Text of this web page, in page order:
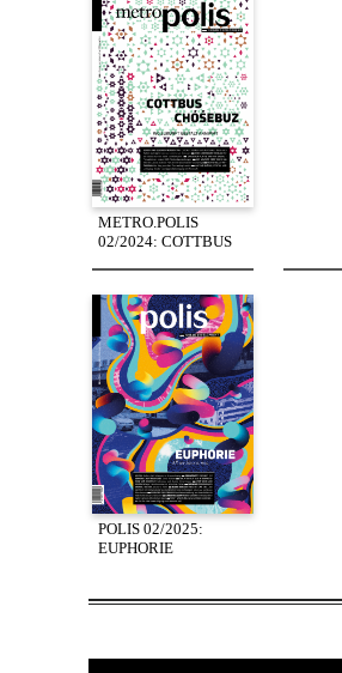
METRO.POLIS
02/2024: COTTBUS
POLIS 02/2025:
EUPHORIE